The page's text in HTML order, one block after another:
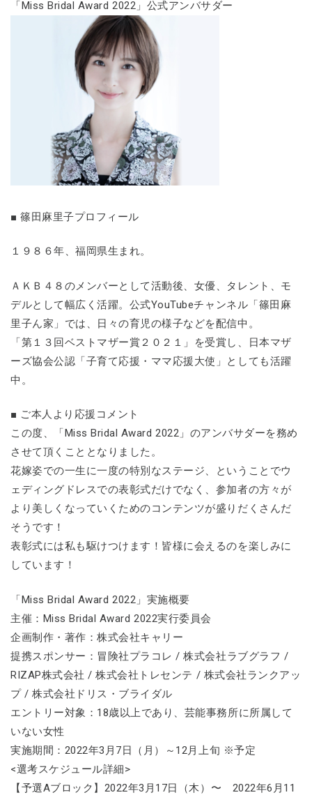
「Miss Bridal Award 2022」公式アンバサダー
■ 篠田麻里子プロフィール
１９８６年、福岡県生まれ。
ＡＫＢ４８のメンバーとして活動後、女優、タレント、モ
デルとして幅広く活躍。公式YouTubeチャンネル「篠田麻
里子ん家」では、日々の育児の様子などを配信中。
「第１３回ベストマザー賞２０２１」を受賞し、日本マザ
ーズ協会公認「子育て応援・ママ応援大使」としても活躍
中。
■ ご本人より応援コメント
この度、「Miss Bridal Award 2022」のアンバサダーを務め
させて頂くこととなりました。
花嫁姿での一生に一度の特別なステージ、ということでウ
ェディングドレスでの表彰式だけでなく、参加者の方々が
より美しくなっていくためのコンテンツが盛りだくさんだ
そうです！
表彰式には私も駆けつけます！皆様に会えるのを楽しみに
しています！
「Miss Bridal Award 2022」実施概要
主催：Miss Bridal Award 2022実行委員会
企画制作・著作：株式会社キャリー
提携スポンサー：冒険社プラコレ / 株式会社ラブグラフ /
RIZAP株式会社 / 株式会社トレセンテ / 株式会社ランクアッ
プ / 株式会社ドリス・ブライダル
​エントリー対象：18歳以上であり、芸能事務所に所属して
いない女性
実施期間：2022年3月7日（月）～12月上旬 ※予定
<選考スケジュール詳細>
【予選Aブロック】2022年3月17日（木）〜 2022年6月11